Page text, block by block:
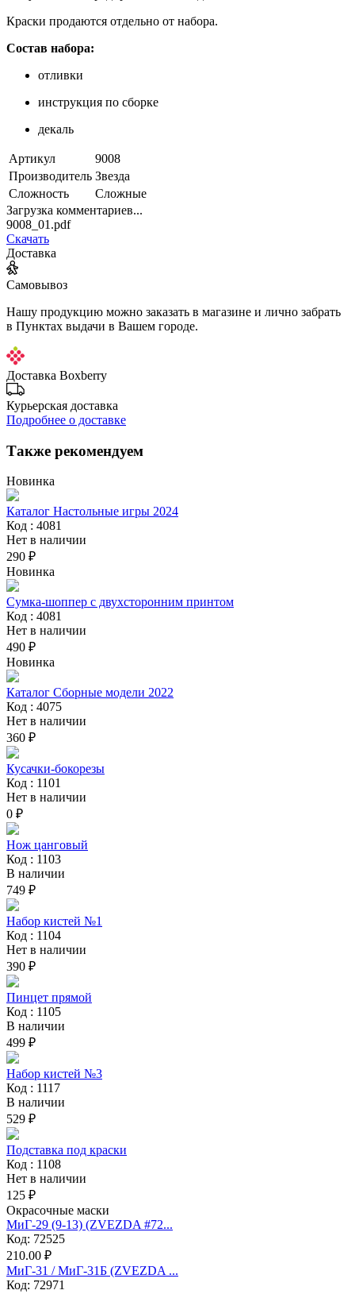
Краски продаются отдельно от набора.
Состав набора:
отливки
инструкция по сборке
декаль
Артикул
9008
Производитель Звезда
Сложность
Сложные
Загрузка комментариев...
9008_01.pdf
Скачать
Доставка
Самовывоз
Нашу продукцию можно заказать в магазине и лично забрать
в Пунктах выдачи в Вашем городе.
Доставка Boxberry
Курьерская доставка
Подробнее о доставке
Также рекомендуем
Новинка
Каталог Настольные игры 2024
Код : 4081
Нет в наличии
290 ₽
Новинка
Сумка-шоппер с двухсторонним принтом
Код : 4081
Нет в наличии
490 ₽
Новинка
Каталог Сборные модели 2022
Код : 4075
Нет в наличии
360 ₽
Кусачки-бокорезы
Код : 1101
Нет в наличии
0 ₽
Нож цанговый
Код : 1103
В наличии
749 ₽
Набор кистей №1
Код : 1104
Нет в наличии
390 ₽
Пинцет прямой
Код : 1105
В наличии
499 ₽
Набор кистей №3
Код : 1117
В наличии
529 ₽
Подставка под краски
Код : 1108
Нет в наличии
125 ₽
Окрасочные маски
МиГ-29 (9-13) (ZVEZDA #72...
Код: 72525
210.00 ₽
МиГ-31 / МиГ-31Б (ZVEZDA ...
Код: 72971